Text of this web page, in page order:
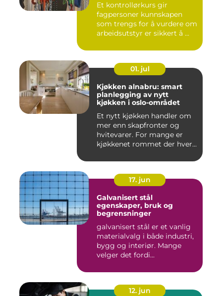
Et kontrollørkurs gir
fagpersoner kunnskapen
som trengs for å vurdere om
arbeidsutstyr er sikkert å ...
01. jul
Kjøkken alnabru: smart
planlegging av nytt
kjøkken i oslo-området
Et nytt kjøkken handler om
mer enn skapfronter og
hvitevarer. For mange er
kjøkkenet rommet der hver...
17. jun
Galvanisert stål
egenskaper, bruk og
begrensninger
galvanisert stål er et vanlig
materialvalg i både industri,
bygg og interiør. Mange
velger det fordi...
12. jun